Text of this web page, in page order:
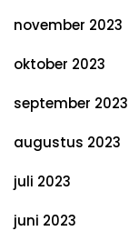
november 2023
oktober 2023
september 2023
augustus 2023
juli 2023
juni 2023